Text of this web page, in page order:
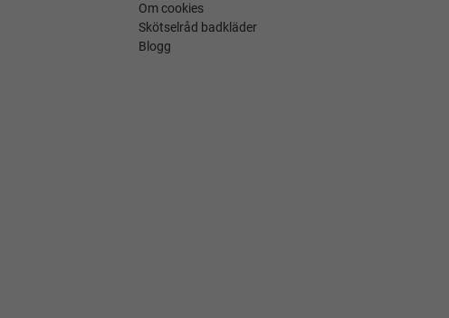
Om cookies
Skötselråd badkläder
Blogg